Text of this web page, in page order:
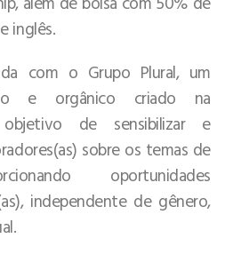
inglês.
com o Grupo Plural, um
e orgânico criado na
de sensibilizar e
sobre os temas de
oportunidades
independente de gênero,